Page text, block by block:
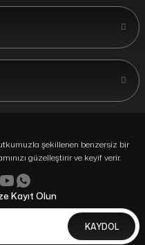
şekillenen benzersiz bir
güzelleştirir ve keyif verir.
Kayıt Olun
KAYDOL